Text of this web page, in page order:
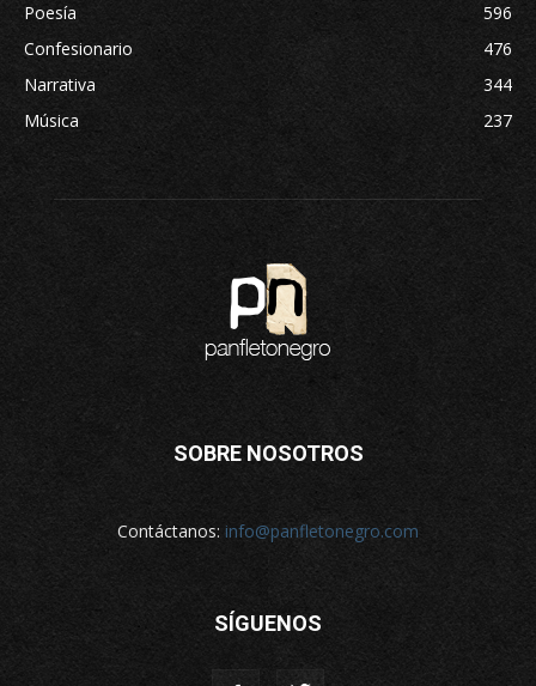
Poesía
596
Confesionario
476
Narrativa
344
Música
237
SOBRE NOSOTROS
Contáctanos: info@panfletonegro.com
SÍGUENOS